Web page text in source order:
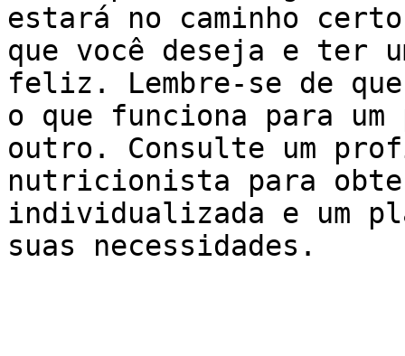
estará no caminho
que você deseja e ter
feliz. Lembre-se de
o que funciona para
outro. Consulte um
nutricionista para
individualizada e um
suas necessidades.